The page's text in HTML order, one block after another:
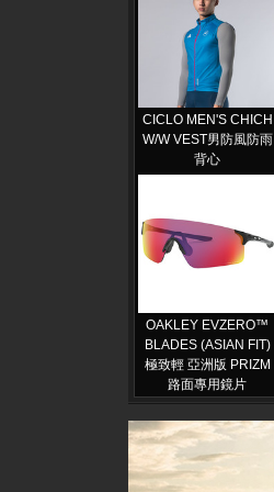
CICLO MEN'S CHICH
W/W VEST男防風防雨
背心
OAKLEY EVZERO™
BLADES (ASIAN FIT)
極致輕 亞洲版 PRIZM
路面專用鏡片